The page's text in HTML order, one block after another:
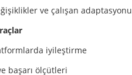
ve çalışan adaptasyonu
iyileştirme
başarı ölçütleri